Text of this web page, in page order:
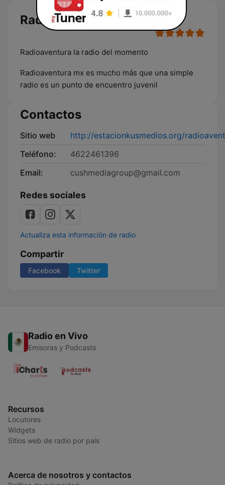
Radio Aventura MX en vivo
Radioaventura la radio del momento
Radioaventura mx es mucho más que una simple
radio es un punto de encuentro juvenil
Contactos
Sitio web
http://estacionkusmedios.org/
Teléfono:
4622461396
Email:
cushmediagroup@gmail.com
Redes sociales
Actualiza esta información de radio
Compartir
Facebook Twitter
Radio en Vivo
Emisoras y Podcasts
Recursos
Locutores
Widgets
Sitios web de radio por país
Acerca de nosotros y contactos